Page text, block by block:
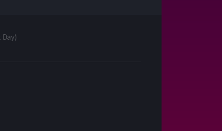
)